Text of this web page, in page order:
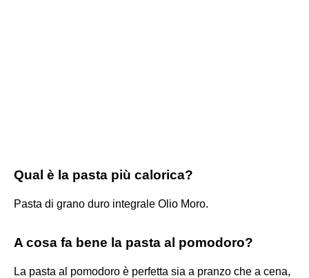
Qual è la pasta più calorica?
Pasta di grano duro integrale Olio Moro.
A cosa fa bene la pasta al pomodoro?
La pasta al pomodoro è perfetta sia a pranzo che a cena,